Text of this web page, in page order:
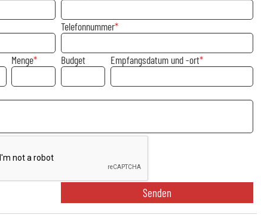
Telefonnummer
Menge Budget Empfangsdatum und -ort
Senden